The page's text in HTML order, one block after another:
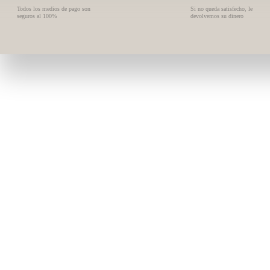
Todos los medios de pago son
seguros al 100%
Si no queda satisfecho, le
devolvemos su dinero